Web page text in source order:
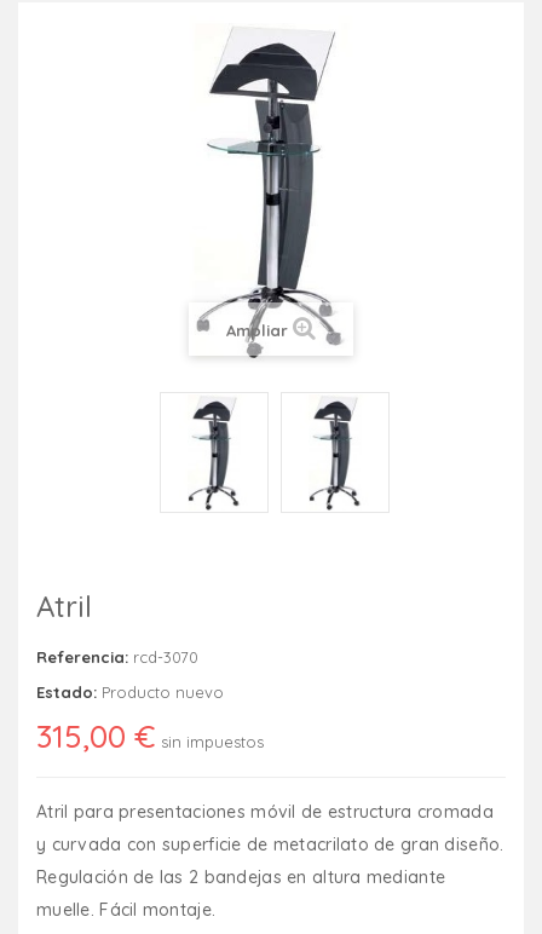
Ampliar
Atril
Referencia: rcd-3070
Estado: Producto nuevo
315,00 € sin impuestos
Atril para presentaciones móvil de estructura cromada
y curvada con superficie de metacrilato de gran diseño.
Regulación de las 2 bandejas en altura mediante
muelle. Fácil montaje.